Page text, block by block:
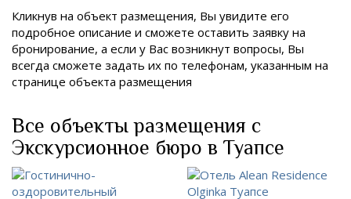
Кликнув на объект размещения, Вы увидите его
подробное описание и сможете оставить заявку на
бронирование, а если у Вас возникнут вопросы, Вы
всегда сможете задать их по телефонам, указанным на
странице объекта размещения
Все объекты размещения с
Экскурсионное бюро в Туапсе